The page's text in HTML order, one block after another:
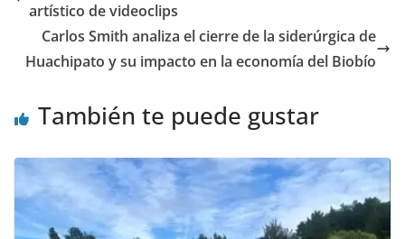
artístico de videoclips
Carlos Smith analiza el cierre de la siderúrgica de
Huachipato y su impacto en la economía del Biobío
También te puede gustar